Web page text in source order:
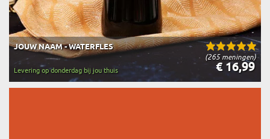
(265 meningen)
JOUW NAAM - WATERFLES
€ 16,99
Levering op donderdag bij jou thuis